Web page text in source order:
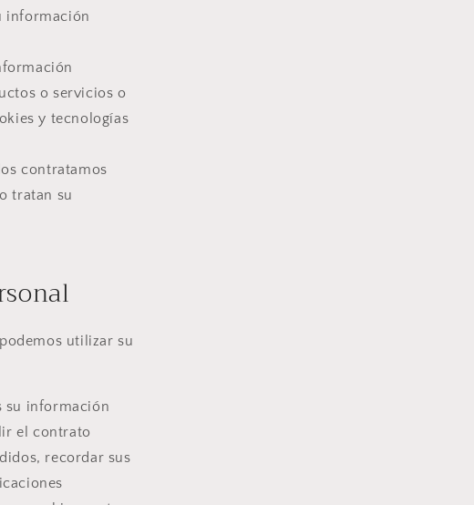
información
o servicios o
y tecnologías
contratamos
tratan su
utilizar su
su información
el contrato
recordar sus